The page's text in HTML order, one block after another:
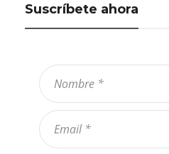
Suscríbete ahora